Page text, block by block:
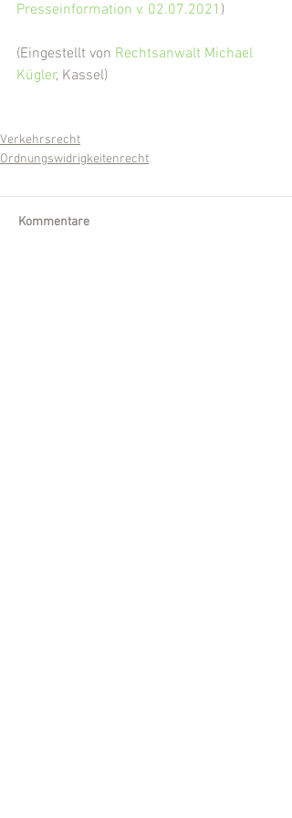
Presseinformation v. 02.07.2021 )
(Eingestellt von Rechtsanwalt Michael
Kügler, Kassel)
Verkehrsrecht
Ordnungswidrigkeitenrecht
Kommentare